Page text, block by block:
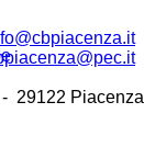
Piacenza